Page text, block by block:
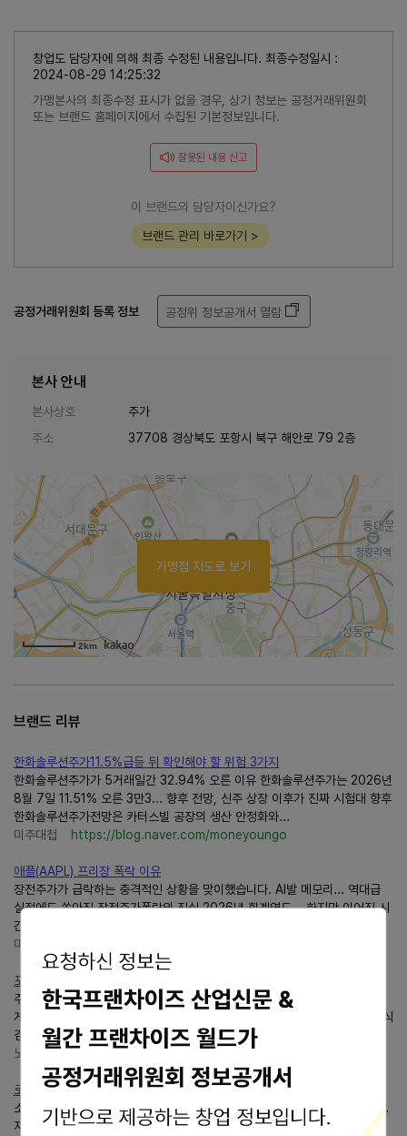
창업도 담당자에 의해 최종 수정된 내용입니다. 최종수정일시 :
2024-08-29 14:25:32
가맹본사의 최종수정 표시가 없을 경우, 상기 정보는 공정거래위원회
또는 브랜드 홈페이지에서 수집된 기본정보입니다.
잘못된 내용 신고
이 브랜드의 담당자이신가요?
브랜드 관리 바로가기 >
공정거래위원회 등록 정보 공정위 정보공개서 열람
본사 안내
본사상호
주가
주소
37708 경상북도 포항시 북구 해안로 79 2층
2km
가맹점 지도로 보기
브랜드 리뷰
한화솔루션주가11.5%급등 뒤 확인해야 할 위험 3가지
한화솔루션주가가 5거래일간 32.94% 오른 이유 한화솔루션주가는 2026년
8월 7일 11.51% 오른 3만3... 향후 전망, 신주 상장 이후가 진짜 시험대 향후
한화솔루션주가전망은 카터스빌 공장의 생산 안정화와...
미주대첩
https://blog.naver.com/moneyoungo
애플(AAPL) 프리장 폭락 이유
장전주가가 급락하는 충격적인 상황을 맞이했습니다. AI발 메모리... 역대급
실적에도 쏟아진 장전주가폭락의 진실 2026년 회계연도... 하지만 이어진 시
간외 거래와 장전 시장에서주가가 6퍼센트 이상...
미주대첩
포항 쌍사주가대첩남구본점 분위기 좋은 술집 추천
주가대첩운영시간 17:00-다음날03:00 주차공간 도로주차라인(무료) ◡̈ 가
게위치 안녕하세요. 노는게 제일 좋은 HEE입니다>_<짝꿍이 직원들이랑 회식
겸 저녁 겸 친목다질 겸 (쉿)우리 매니져 남치니가 일하는...
노는게 제일 좋은 HEE
https://blog.naver.com/ssossoah
로킷헬스케어, 폭락 이유
소식으로주가가 24% 이상 급락하며 시장의 우려를 낳고 있습니다. 그러나...
자회사 로킷아메리카 나스닥 상장 철회,주가폭락의 결정적 원인 순조로운 행